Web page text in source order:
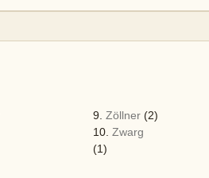
9. Zöllner (2)
10. Zwarg
(1)